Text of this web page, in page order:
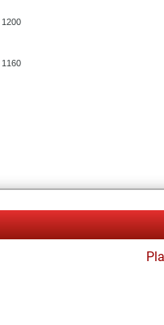
1200
1160